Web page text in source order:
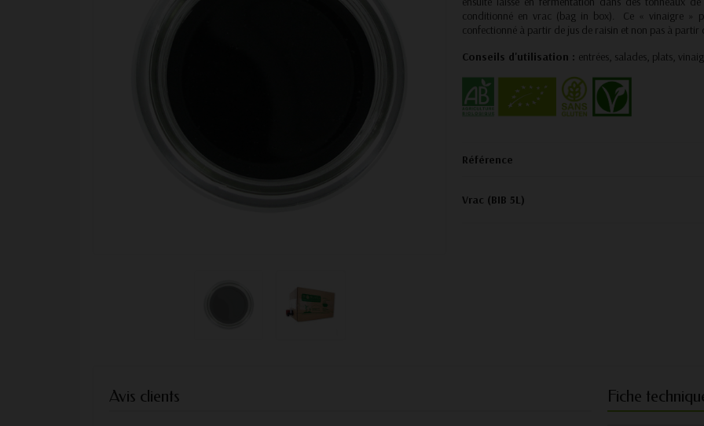
conditionné en vrac (bag in box). Ce « vinaigre »
confectionné à partir de jus de raisin et non pas à partir
Conseils d'utilisation : entrées, salades, plats,
Référence
Vrac (BIB 5L)
Avis clients Fiche